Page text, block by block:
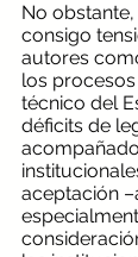
No
consigo
autores
los
técnico del
déficits de
aceptación